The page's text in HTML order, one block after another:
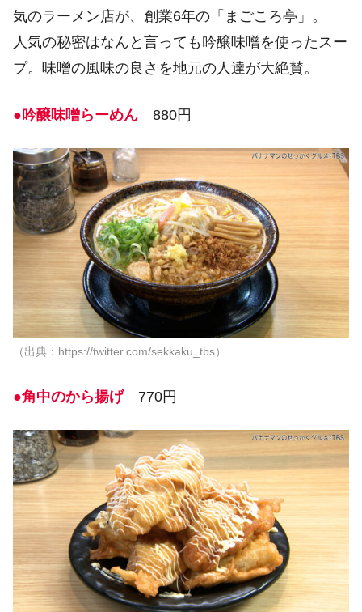
気のラーメン店が、創業6年の「まごころ亭」。
人気の秘密はなんと言っても吟醸味噌を使ったスー
プ。味噌の風味の良さを地元の人達が大絶賛。
●吟醸味噌らーめん 880円
（出典：https://twitter.com/sekkaku_tbs）
●角中のから揚げ770円